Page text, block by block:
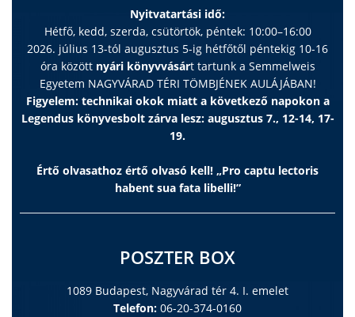
Nyitvatartási idő:
Hétfő, kedd, szerda, csütörtök, péntek: 10:00–16:00
2026. július 13-tól augusztus 5-ig hétfőtől péntekig 10-16
óra között nyári könyvvásárt tartunk a Semmelweis
Egyetem NAGYVÁRAD TÉRI TÖMBJÉNEK AULÁJÁBAN!
Figyelem: technikai okok miatt a következő napokon a
Legendus könyvesbolt zárva lesz: augusztus 7., 12-14, 17-
19.
Értő olvasathoz értő olvasó kell! „Pro captu lectoris
habent sua fata libelli!”
POSZTER BOX
1089 Budapest, Nagyvárad tér 4. I. emelet
Telefon: 06-20-374-0160